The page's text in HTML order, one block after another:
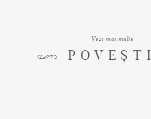
Vezi mai multe
POVEȘTI